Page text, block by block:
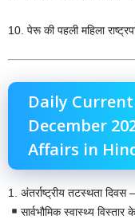
10. पेरू की पहली महिला
Daily
December
Affairs in
1. अंतर्राष्ट्रीय तटस्थता
सार्वभौमिक स्वास्थ्य